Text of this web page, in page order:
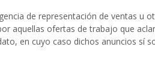
de representación de ventas u
aquellas ofertas de trabajo que
en cuyo caso dichos anuncios sí